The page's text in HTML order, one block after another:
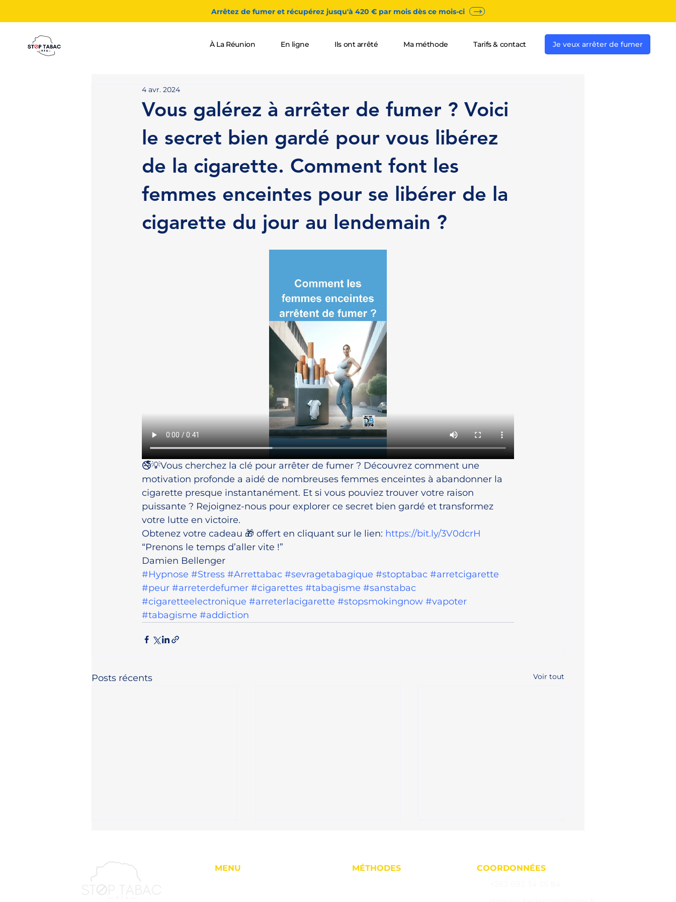
Arrêtez de fumer et récupérez jusqu'à 420 € par mois dès ce mois-ci
À La Réunion En ligne Ils ont arrêté Ma méthode Tarifs & contact Je veux arrêter de fumer
Vous galérez à arrêter de fumer ? Voici
le secret bien gardé pour vous libérez
de la cigarette. Comment font les
femmes enceintes pour se libérer de la
cigarette du jour au lendemain ?
4 avr. 2024
🚭💡Vous cherchez la clé pour arrêter de fumer ? Découvrez comment une
motivation profonde a aidé de nombreuses femmes enceintes à abandonner la
cigarette presque instantanément. Et si vous pouviez trouver votre raison
puissante ? Rejoignez-nous pour explorer ce secret bien gardé et transformez
votre lutte en victoire.
Obtenez votre cadeau 🎁 offert en cliquant sur le lien: https://bit.ly/3V0dcrH
“Prenons le temps d’aller vite !”
Damien Bellenger
#Hypnose #Stress #Arrettabac #sevragetabagique #stoptabac #arretcigarette
#peur #arreterdefumer #cigarettes #tabagisme #sanstabac
#cigaretteelectronique #arreterlacigarette #stopsmokingnow #vapoter
#tabagisme #addiction
Posts récents Voir tout
MENU
MÉTHODES
COORDONNÉES